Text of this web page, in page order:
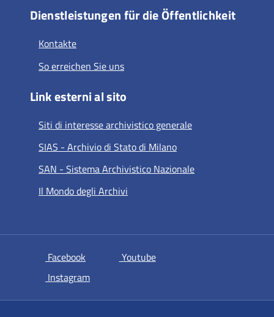
Dienstleistungen für die Öffentlichkeit
Kontakte
So erreichen Sie uns
Link esterni al sito
Siti di interesse archivistico generale
SIAS - Archivio di Stato di Milano
SAN - Sistema Archivistico Nazionale
Il Mondo degli Archivi
Facebook si apre in una nuova scheda
Youtubesi apre in una nuova scheda
Instagramsi apre in una nuova scheda